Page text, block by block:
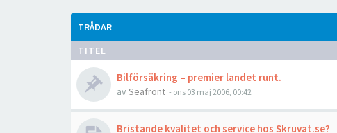
TRÅDAR
TITEL
Bilförsäkring – premier landet runt.
av Seafront - ons 03 maj 2006, 00:42
Bristande kvalitet och service hos Skruvat.se?